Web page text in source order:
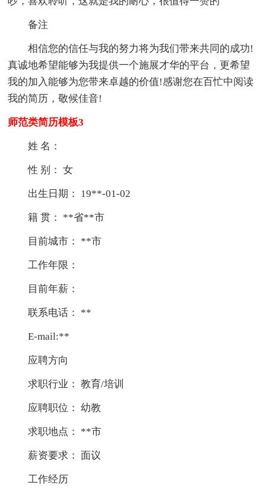
备注
相信您的信任与我的努力将为我们带来共同的成功!
真诚地希望能够为我提供一个施展才华的平台，更希望
我的加入能够为您带来卓越的价值!感谢您在百忙中阅读
我的简历，敬候佳音!
师范类简历模板3
姓 名：
性 别： 女
出生日期： 19**-01-02
籍 贯： **省**市
目前城市： **市
工作年限：
目前年薪：
联系电话： **
E-mail:**
应聘方向
求职行业： 教育/培训
应聘职位： 幼教
求职地点： **市
薪资要求： 面议
工作经历